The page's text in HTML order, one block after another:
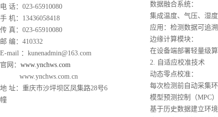
电 话：023-65910080
手 机：13436058418
传 真：023-65910080
邮 编：410332
E-mail ：kunenadmin@163.com
官网： www.ynchws.com
www.ynchws.com.cn
地 址： 重庆市沙坪坝区凤集路28号6
幢
数据融合系统：
集成温度、气压、湿度
应用：检测数据可追溯
边缘计算模块：
在设备端部署轻量级算
2. 自适应校准技术
动态零点校准：
每次检测前自动采集环
模型预测控制（MPC
基于历史数据建立环境-